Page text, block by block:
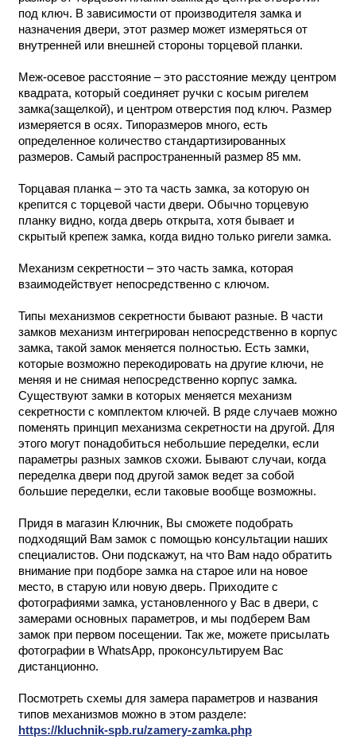
под ключ. В зависимости от производителя замка и
назначения двери, этот размер может измеряться от
внутренней или внешней стороны торцевой планки.
Меж-осевое расстояние – это расстояние между центром
квадрата, который соединяет ручки с косым ригелем
замка(защелкой), и центром отверстия под ключ. Размер
измеряется в осях. Типоразмеров много, есть
определенное количество стандартизированных
размеров. Самый распространенный размер 85 мм.
Торцавая планка – это та часть замка, за которую он
крепится с торцевой части двери. Обычно торцевую
планку видно, когда дверь открыта, хотя бывает и
скрытый крепеж замка, когда видно только ригели замка.
Механизм секретности – это часть замка, которая
взаимодействует непосредственно с ключом.
Типы механизмов секретности бывают разные. В части
замков механизм интегрирован непосредственно в корпус
замка, такой замок меняется полностью. Есть замки,
которые возможно перекодировать на другие ключи, не
меняя и не снимая непосредственно корпус замка.
Существуют замки в которых меняется механизм
секретности с комплектом ключей. В ряде случаев можно
поменять принцип механизма секретности на другой. Для
этого могут понадобиться небольшие переделки, если
параметры разных замков схожи. Бывают случаи, когда
переделка двери под другой замок ведет за собой
большие переделки, если таковые вообще возможны.
Придя в магазин Ключник, Вы сможете подобрать
подходящий Вам замок с помощью консультации наших
специалистов. Они подскажут, на что Вам надо обратить
внимание при подборе замка на старое или на новое
место, в старую или новую дверь. Приходите с
фотографиями замка, установленного у Вас в двери, с
замерами основных параметров, и мы подберем Вам
замок при первом посещении. Так же, можете присылать
фотографии в WhatsApp, проконсультируем Вас
дистанционно.
Посмотреть схемы для замера параметров и названия
типов механизмов можно в этом разделе:
https://kluchnik-spb.ru/zamery-zamka.php